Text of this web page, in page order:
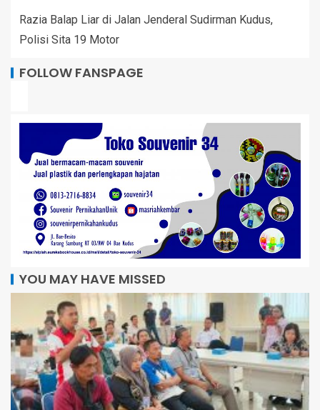
Razia Balap Liar di Jalan Jenderal Sudirman Kudus,
Polisi Sita 19 Motor
FOLLOW FANSPAGE
YOU MAY HAVE MISSED